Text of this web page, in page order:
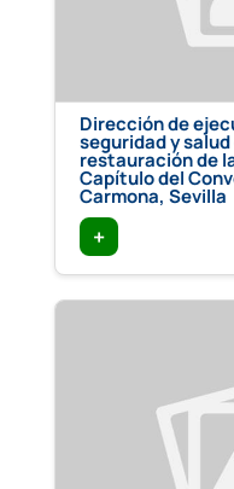
Dirección de
seguridad y
restauración de
Capítulo del
Carmona, Sevilla
+